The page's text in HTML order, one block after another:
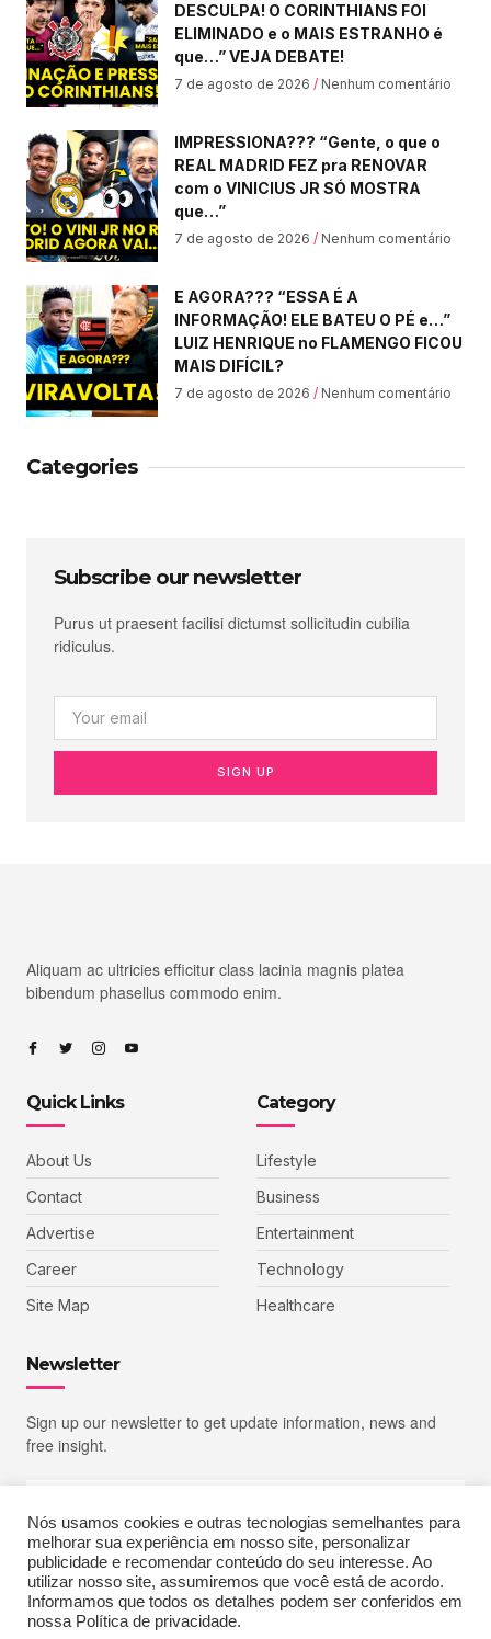
DESCULPA! O CORINTHIANS FOI
ELIMINADO e o MAIS ESTRANHO é
que…” VEJA DEBATE!
7 de agosto de 2026 Nenhum comentário
IMPRESSIONA??? “Gente, o que o
REAL MADRID FEZ pra RENOVAR
com o VINICIUS JR SÓ MOSTRA
que…”
7 de agosto de 2026 Nenhum comentário
E AGORA??? “ESSA É A
INFORMAÇÃO! ELE BATEU O PÉ e…”
LUIZ HENRIQUE no FLAMENGO FICOU
MAIS DIFÍCIL?
7 de agosto de 2026 Nenhum comentário
Categories
Subscribe our newsletter
Purus ut praesent facilisi dictumst sollicitudin cubilia
ridiculus.
SIGN UP
Aliquam ac ultricies efficitur class lacinia magnis platea
bibendum phasellus commodo enim.
Quick Links
About Us
Contact
Advertise
Career
Site Map
Category
Lifestyle
Business
Entertainment
Technology
Healthcare
Newsletter
Sign up our newsletter to get update information, news and
free insight.
SIGN UP
Nós usamos cookies e outras tecnologias semelhantes para
melhorar sua experiência em nosso site, personalizar
publicidade e recomendar conteúdo do seu interesse. Ao
utilizar nosso site, assumiremos que você está de acordo.
Informamos que todos os detalhes podem ser conferidos em
nossa Política de privacidade.